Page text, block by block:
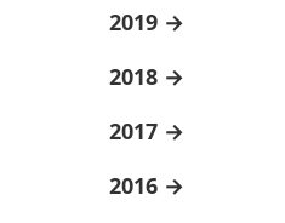
2019
2018
2017
2016